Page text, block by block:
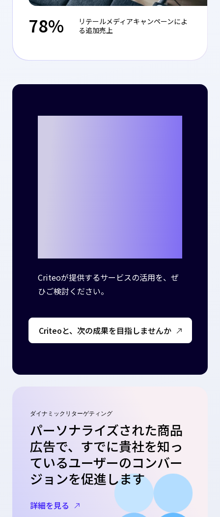
78%
リテールメディアキャンペーンによ
る追加売上
Criteoが提供するサービスの活用を、ぜ
ひご検討ください。
Criteoと、次の成果を目指しませんか
ダイナミックリターゲティング
パーソナライズされた商品
広告で、すでに貴社を知っ
ているユーザーのコンバー
ジョンを促進します
詳細を見る